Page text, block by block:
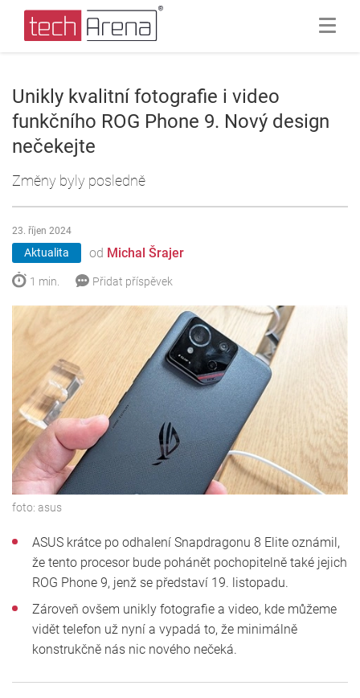
Unikly kvalitní fotografie i video
funkčního ROG Phone 9. Nový design
nečekejte
Změny byly posledně
Aktualita od Michal Šrajer
23. říjen 2024
1 min. Přidat příspěvek
foto: asus
ASUS krátce po odhalení Snapdragonu 8 Elite oznámil,
že tento procesor bude pohánět pochopitelně také jejich
ROG Phone 9, jenž se představí 19. listopadu.
Zároveň ovšem unikly fotografie a video, kde můžeme
vidět telefon už nyní a vypadá to, že minimálně
konstrukčně nás nic nového nečeká.